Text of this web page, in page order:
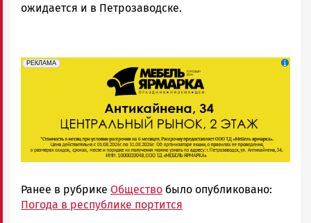
ожидается и в Петрозаводске.
erid: 2SDnjeFymr3
РЕКЛАМА
Реклама
Ранее в рубрике Общество было опубликовано:
Погода в республике портится